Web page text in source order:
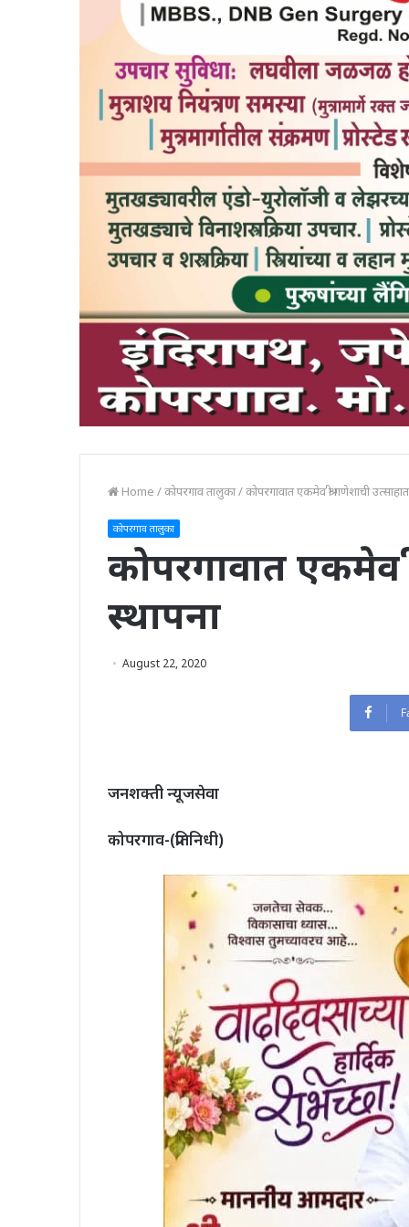
Home /कोपरगाव तालुका/कोपरगावात एकमेव श्री गणेशाची
कोपरगाव तालुका
कोपरगावात एकमेव
स्थापना
August 22, 2020
जनशक्ती न्यूजसेवा
कोपरगाव-(प्रतिनिधी)